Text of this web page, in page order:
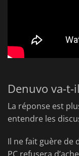
Denuvo va-
La réponse est
entendre les
Il ne fait guère de